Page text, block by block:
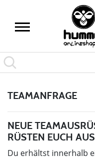
TEAMANFRAGE
NEUE
RÜSTEN EUCH
Du erhältst innerhalb